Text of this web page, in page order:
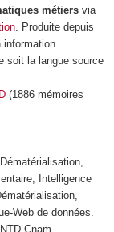
métiers via
. Produite depuis
information
soit la langue source
(1886 mémoires
Intelligence
Web de données.
Cnam